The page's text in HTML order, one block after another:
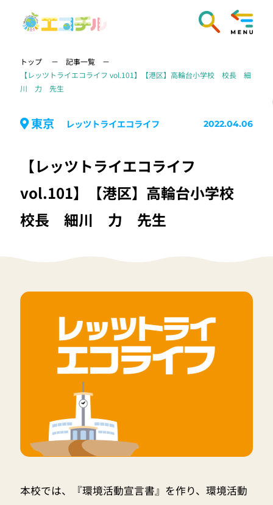
トップ
記事一覧
【レッツトライエコライフ vol.101】【港区】高輪台小学校 校長 細
川 力 先生
東京 レッツトライエコライフ 2022.04.06
【レッツトライエコライフ
vol.101】【港区】高輪台小学校
校長 細川 力 先生
本校では、『環境活動宣言書』を作り、環境活動